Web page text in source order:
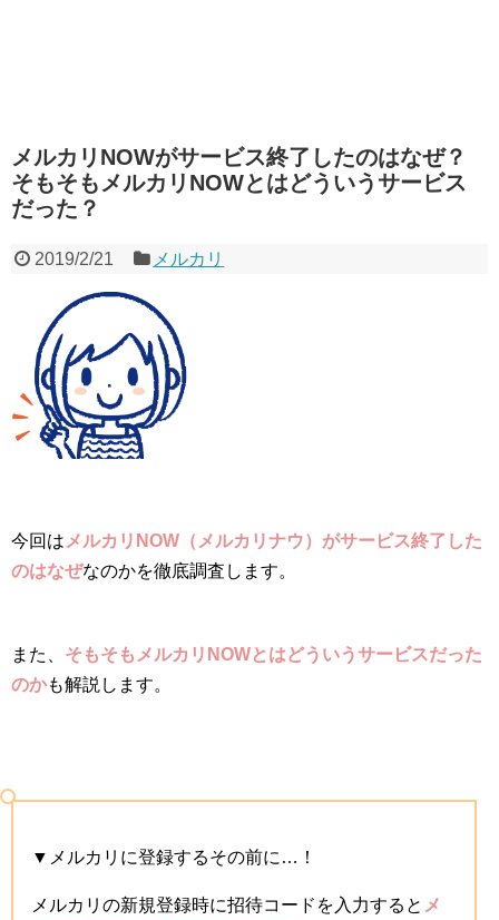
メルカリNOWがサービス終了したのはなぜ？
そもそもメルカリNOWとはどういうサービス
だった？
2019/2/21 メルカリ
今回は メルカリNOW（メルカリナウ）がサービス終了した
のはなぜなのかを徹底調査します。
また、 そもそもメルカリNOWとはどういうサービスだった
のかも解説します。
▼メルカリに登録するその前に…！
メルカリの新規登録時に招待コードを入力すると メ